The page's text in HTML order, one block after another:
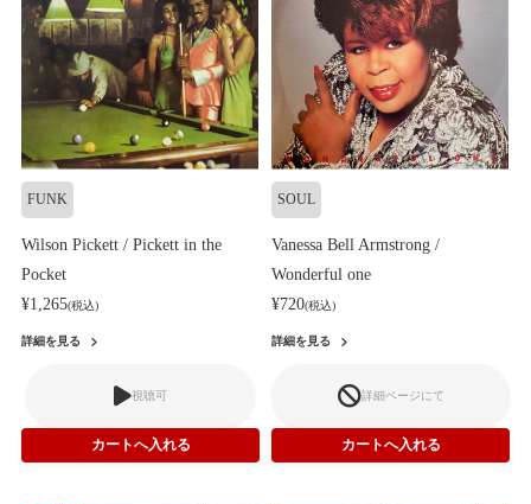
FUNK
Wilson Pickett / Pickett in the
Pocket
¥1,265(税込)
詳細を見る
視聴可
SOUL
Vanessa Bell Armstrong /
Wonderful one
¥720(税込)
詳細を見る
詳細ページにて